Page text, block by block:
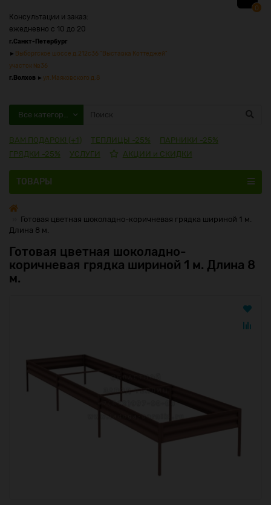
Консультации и заказ:
ежедневно с 10 до 20
г.Санкт-Петербург
► Выборгское шоссе д.212с36 "Выставка Коттеджей"
участок №36
г.Волхов ► ул.Маяковского д.8
0
Все категории
ВАМ ПОДАРОК! (+1) ТЕПЛИЦЫ -25%
ПАРНИКИ -25%
ГРЯДКИ -25%
УСЛУГИ АКЦИИ и СКИДКИ
ТОВАРЫ
Готовая цветная шоколадно-коричневая грядка шириной 1 м.
Длина 8 м.
Готовая цветная шоколадно-
коричневая грядка шириной 1 м. Длина 8
м.